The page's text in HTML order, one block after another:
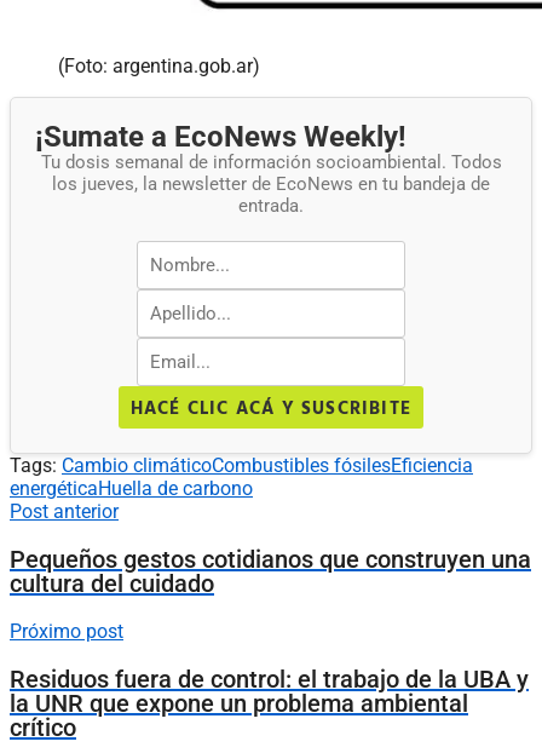
(Foto: argentina.gob.ar)
¡Sumate a EcoNews Weekly!
Tu dosis semanal de información socioambiental. Todos
los jueves, la newsletter de EcoNews en tu bandeja de
entrada.
HACÉ CLIC ACÁ Y SUSCRIBITE
Tags: Cambio climáticoCombustibles fósilesEficiencia
energéticaHuella de carbono
Post anterior
Pequeños gestos cotidianos que construyen una
cultura del cuidado
Próximo post
Residuos fuera de control: el trabajo de la UBA y
la UNR que expone un problema ambiental
crítico